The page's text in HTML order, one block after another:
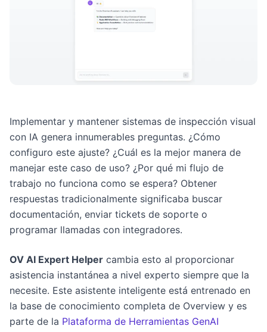
Implementar y mantener sistemas de inspección visual
con IA genera innumerables preguntas. ¿Cómo
configuro este ajuste? ¿Cuál es la mejor manera de
manejar este caso de uso? ¿Por qué mi flujo de
trabajo no funciona como se espera? Obtener
respuestas tradicionalmente significaba buscar
documentación, enviar tickets de soporte o
programar llamadas con integradores.
OV AI Expert Helper cambia esto al proporcionar
asistencia instantánea a nivel experto siempre que la
necesite. Este asistente inteligente está entrenado en
la base de conocimiento completa de Overview y es
parte de la Plataforma de Herramientas GenAI